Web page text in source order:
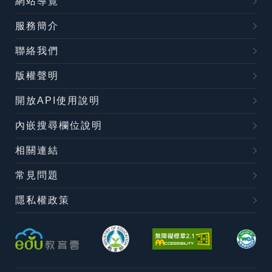
服務簡介
聯絡我們
版權聲明
開放API使用說明
內嵌搜尋欄位說明
相關連結
常見問題
隱私權政策